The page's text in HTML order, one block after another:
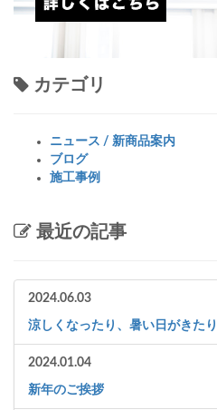
カテゴリ
ニュース / 新商品案内
ブログ
施工事例
最近の記事
2024.06.03
涼しくなったり、暑い日がきた
2024.01.04
新年のご挨拶